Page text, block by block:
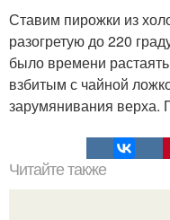
Ставим пирожки из
разогретую до 220
было времени
взбитым с чайной
зарумянивания верха.
Читайте также